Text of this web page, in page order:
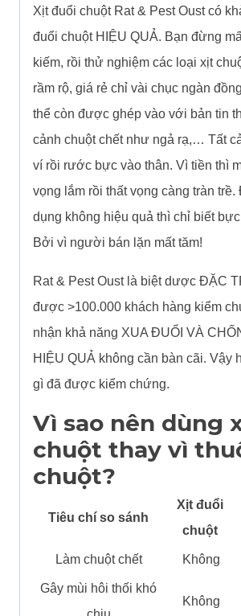
Xịt đuổi chuột Rat & Pest Oust có
đuổi chuột HIỆU QUẢ. Bạn đừng
kiếm, rồi thử nghiệm các loại xịt
rầm rộ, giá rẻ chỉ vài chục ngàn
thể còn được ghép vào với bản tin
cảnh chuột chết như ngả rạ,… Tất
ví rồi rước bực vào thân. Vì tiền thì
vọng lắm rồi thất vọng càng tràn
dụng không hiệu quả thì chỉ biết
Bởi vì người bán lặn mất tăm!
Rat & Pest Oust là biệt dược ĐẶC
được >100.000 khách hàng kiểm
nhận khả năng XUA ĐUỔI VÀ
HIỆU QUẢ không cần bàn cãi. Vậy
gì đã được kiểm chứng.
Vì sao nên dùng
chuột thay vì
chuột?
Tiêu chí so sánh
Xịt đuổi
chuột
Làm chuột chết Không
Gây mùi hôi thối khó
Không